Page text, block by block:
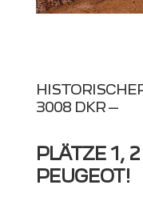
3008 DKR –
PLÄTZE 1,
PEUGEOT!